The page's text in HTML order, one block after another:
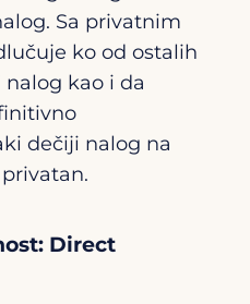
Sa privatnim
ko od ostalih
kao i da
dečiji nalog na
Direct